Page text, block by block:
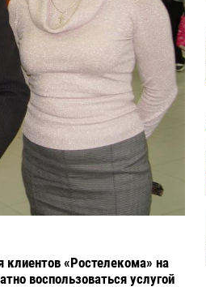
«Ростелекома» на
воспользоваться услугой